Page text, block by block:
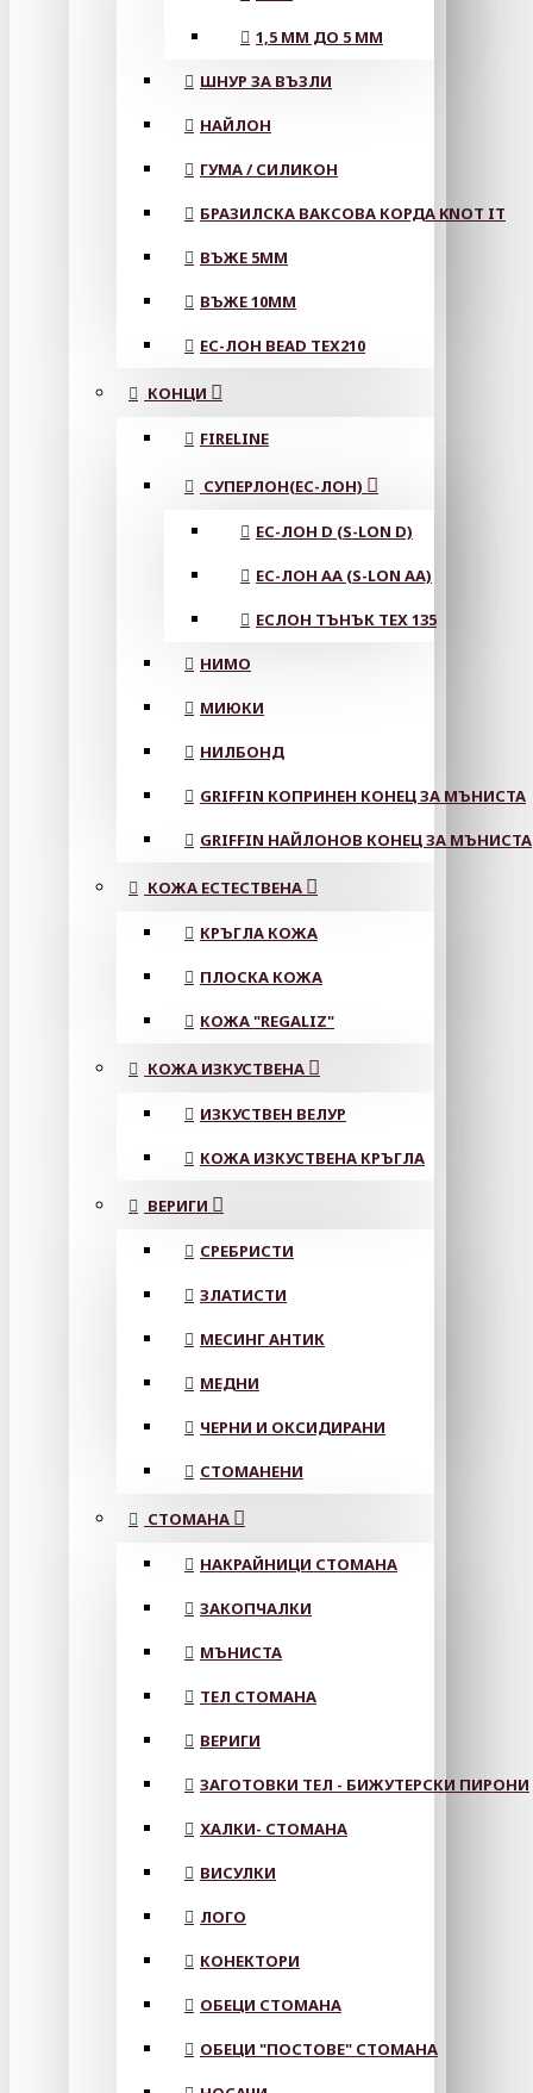
1,5 ММ ДО 5 ММ
ШНУР ЗА ВЪЗЛИ
НАЙЛОН
ГУМА / СИЛИКОН
БРАЗИЛСКА ВАКСОВА КОРДА KNOT IT
ВЪЖЕ 5MM
ВЪЖЕ 10MM
ЕС-ЛОН BEAD TEX210
КОНЦИ
FIRELINE
СУПЕРЛОН(ЕС-ЛОН)
ЕС-ЛОН D (S-LON D)
ЕС-ЛОН АА (S-LON AA)
ЕСЛОН ТЪНЪК TEX 135
НИМО
МИЮКИ
НИЛБОНД
GRIFFIN КОПРИНЕН КОНЕЦ ЗА МЪНИСТА
GRIFFIN НАЙЛОНОВ КОНЕЦ ЗА МЪНИСТА
КОЖА ЕСТЕСТВЕНА
КРЪГЛА КОЖА
ПЛОСКА КОЖА
КОЖА "REGALIZ"
КОЖА ИЗКУСТВЕНА
ИЗКУСТВЕН ВЕЛУР
КОЖА ИЗКУСТВЕНА КРЪГЛА
ВЕРИГИ
СРЕБРИСТИ
ЗЛАТИСТИ
МЕСИНГ АНТИК
МЕДНИ
ЧЕРНИ И ОКСИДИРАНИ
СТОМАНЕНИ
СТОМАНА
НАКРАЙНИЦИ СТОМАНА
ЗАКОПЧАЛКИ
МЪНИСТА
ТЕЛ СТОМАНА
ВЕРИГИ
ЗАГОТОВКИ ТЕЛ - БИЖУТЕРСКИ ПИРОНИ
ХАЛКИ- СТОМАНА
ВИСУЛКИ
ЛОГО
КОНЕКТОРИ
ОБЕЦИ СТОМАНА
ОБЕЦИ "ПОСТОВЕ" СТОМАНА